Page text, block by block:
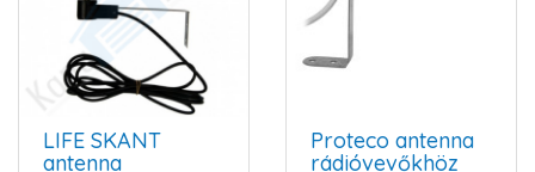
LIFE SKANT
antenna
Proteco antenna
rádióvevőkhöz